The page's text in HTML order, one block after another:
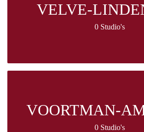
VELVE-
0 Studio's
VOORTMAN-
0 Studio's